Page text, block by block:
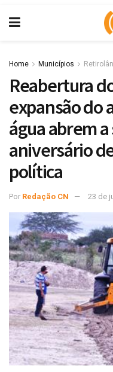
Home Municípios
Reabertura
expansão do
água abrem
aniversário
política
Por Redação CN 23 de